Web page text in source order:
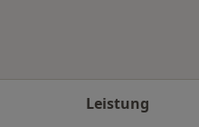
Leistung